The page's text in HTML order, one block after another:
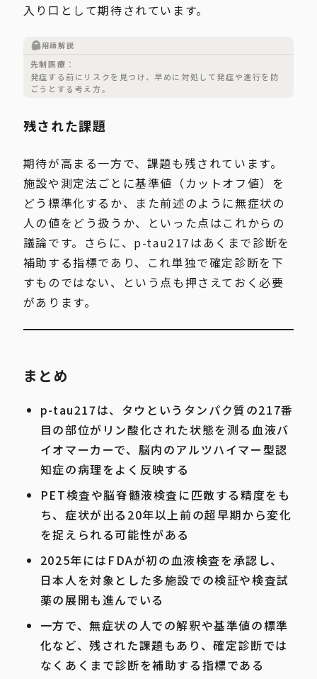
入り口として期待されています。
用語解説
先制医療
発症する前にリスクを見つけ、早めに対処して発症や進行を防
ごうとする考え方。
残された課題
期待が高まる一方で、課題も残されています。
施設や測定法ごとに基準値（カットオフ値）を
どう標準化するか、また前述のように無症状の
人の値をどう扱うか、といった点はこれからの
議論です。さらに、p-tau217はあくまで診断を
補助する指標であり、これ単独で確定診断を下
すものではない、という点も押さえておく必要
があります。
まとめ
p-tau217は、タウというタンパク質の217番
目の部位がリン酸化された状態を測る血液バ
イオマーカーで、脳内のアルツハイマー型認
知症の病理をよく反映する
PET検査や脳脊髄液検査に匹敵する精度をも
ち、症状が出る20年以上前の超早期から変化
を捉えられる可能性がある
2025年にはFDAが初の血液検査を承認し、
日本人を対象とした多施設での検証や検査試
薬の展開も進んでいる
一方で、無症状の人での解釈や基準値の標準
化など、残された課題もあり、確定診断では
なくあくまで診断を補助する指標である